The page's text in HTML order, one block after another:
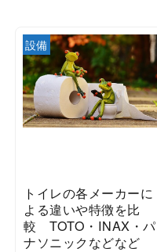
設備
トイレの各メーカーに
よる違いや特徴を比
較 TOTO・INAX・パ
ナソニックなどなど